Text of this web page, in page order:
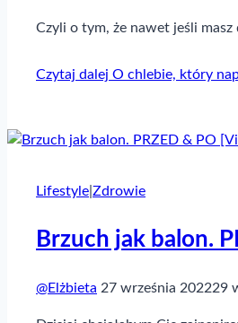
Czyli o tym, że nawet jeśli
Czytaj dalej O chlebie, który
Lifestyle Zdrowie
Brzuch jak balon.
@Elżbieta 27 września 202229